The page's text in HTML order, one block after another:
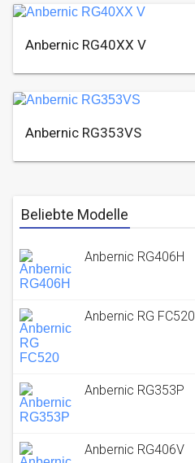
Anbernic RG40XX V
Anbernic RG353VS
Beliebte Modelle
Anbernic RG406H
Anbernic RG FC520
Anbernic RG353P
Anbernic RG406V